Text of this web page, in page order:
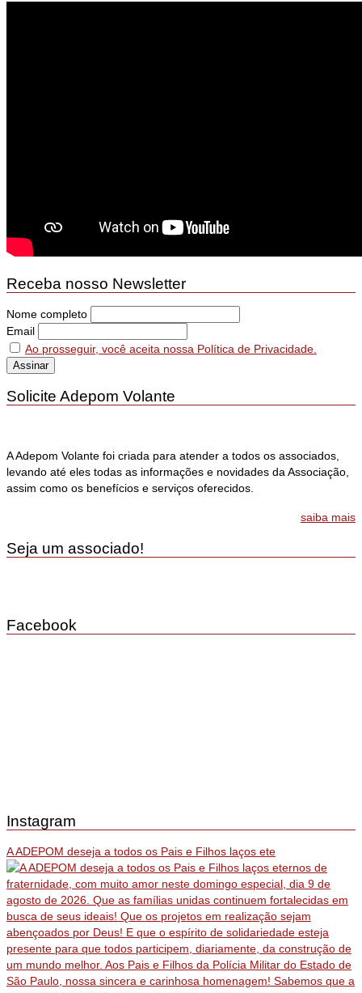
Receba nosso Newsletter
Nome completo
Email
Ao prosseguir, você aceita nossa Política de Privacidade.
Solicite Adepom Volante
A Adepom Volante foi criada para atender a todos os associados,
levando até eles todas as informações e novidades da Associação,
assim como os benefícios e serviços oferecidos.
saiba mais
Seja um associado!
Facebook
Instagram
A ADEPOM deseja a todos os Pais e Filhos laços ete